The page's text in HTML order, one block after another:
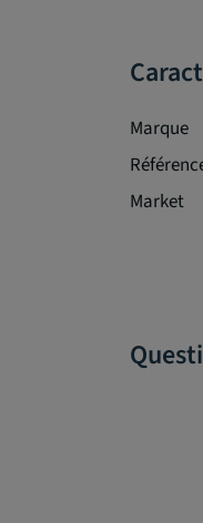
Marque
Market